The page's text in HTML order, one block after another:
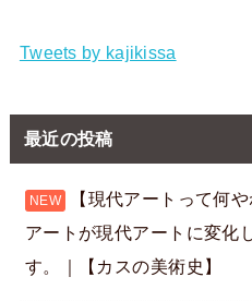
Tweets by kajikissa
最近の投稿
【現代アートって何
アートが現代アートに変化
す。｜【カスの美術史】